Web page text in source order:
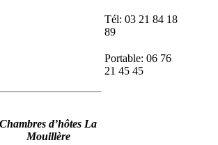
Tél: 03 21 84 18
89
Portable: 06 76
21 45 45
Chambres d’hôtes La
Mouillère